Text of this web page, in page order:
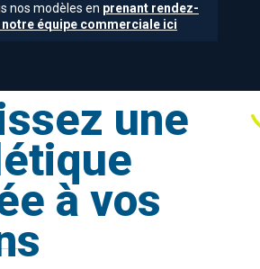
nos modèles en prenant rendez-
notre équipe commerciale ici
une
à vos